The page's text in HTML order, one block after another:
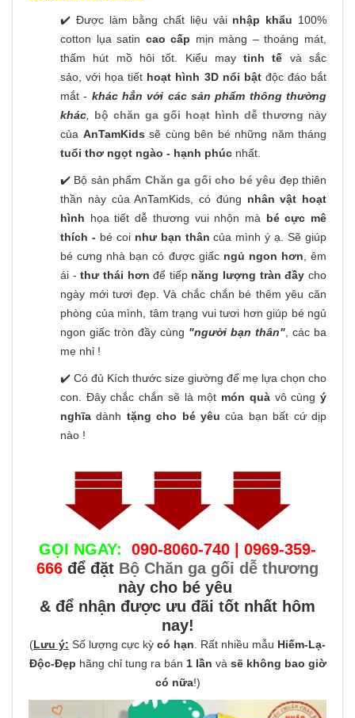
✔️ Được làm bằng chất liệu vải nhập khẩu 100%
cotton lụa satin cao cấp mịn màng – thoáng mát,
thấm hút mồ hôi tốt. Kiểu maytinh tế và sắc
sảo, với họa tiết hoạt hình 3D nổi bật độc đáo bắt
mắt - khác hẳn với các sản phẩm thông thường
khác
bộ chăn ga gối hoạt hình dễ thương này
của AnTamKids sẽ cùng bên bé những năm tháng
tuổi thơ ngọt ngào - hạnh phúc nhất.
✔️ Bộ sản phẩm Chăn ga gối cho bé yêu đẹp thiên
thần này của AnTamKids, có đúng nhân vật hoạt
hình họa tiết dễ thương vui nhộn mà bé cực mê
thích - bé coi như bạn thâncủa mình ý ạ. Sẽ giúp
bé cưng nhà bạn có được giấc ngủ ngon hơn , êm
ái -thư thái hơn để tiếp năng lượng tràn đầy cho
ngày mới tươi đẹp. Và chắc chắn bé thêm yêu căn
phòng của mình, tâm trạng vui tươi hơn giúp bé ngủ
ngon giấc tròn đầy cùng "người bạn thân" , các ba
mẹ nhỉ !
✔️ Có đủ Kích thước size giường để mẹ lựa chọn cho
con. Đây chắc chắn sẽ là một món quàvô cùngý
nghĩadành tặng cho bé yêu của bạn bất cứ dịp
nào !
GỌI NGAY:
090-8060-740 | 0969-359-
666 để đặt Bộ Chăn ga gối dễ thương
này cho bé yêu
& để nhận được ưu đãi tốt nhất hôm
nay!
(Lưu ý: Số lượng cực kỳ có hạn . Rất nhiều mẫu Hiếm-Lạ-
Độc-Đẹp hãng chỉ tung ra bán 1 lần và sẽ không bao giờ
có nữa!)